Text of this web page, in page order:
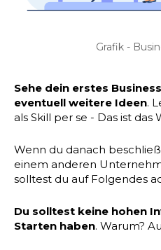
Grafik -
Sehe dein erstes
eventuell weitere Ideen.
als Skill per se - Das ist das
Wenn du danach
einem anderen
solltest du auf Folgendes
Du solltest keine hohen
Starten haben. Warum?